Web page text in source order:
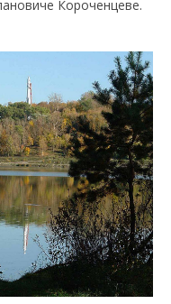
Короченцеве.